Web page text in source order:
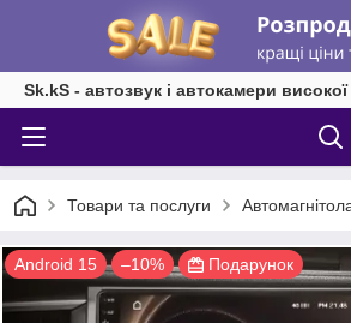
Sk.kS - автозвук і автокамери
Товари та послуги
Android 15 –10% Подарунок